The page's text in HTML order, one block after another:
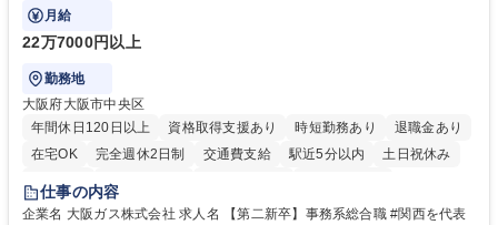
門の企画スタッフ、ルート営業
月給
22万7000円以上
勤務地
大阪府大阪市中央区
年間休日120日以上
資格取得支援あり 時短勤務あり
退職金あり
在宅OK
完全週休2日制 交通費支給 駅近5分以内
土日祝休み
服装自由
第二新卒歓迎
仕事の内容
企業名 大阪ガス株式会社 求人名 【第二新卒】事務系総合職 #関西を代表